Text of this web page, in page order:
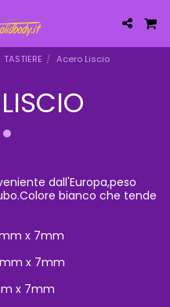
TASTIERE Acero Liscio
dall'Europa,peso
bianco che tende
x 7mm
x 7mm
x 7mm